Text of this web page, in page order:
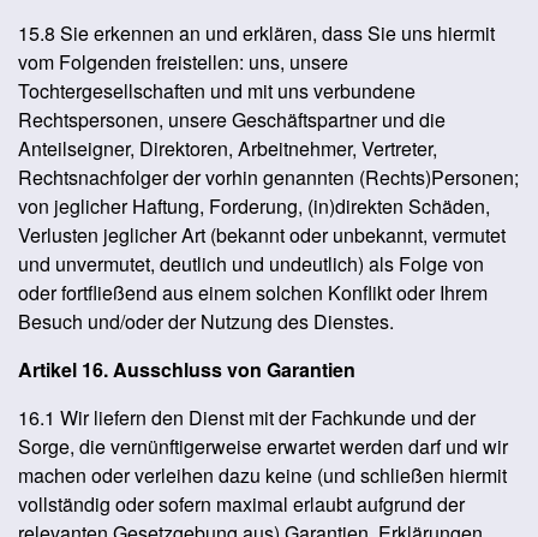
15.8 Sie erkennen an und erklären, dass Sie uns hiermit
vom Folgenden freistellen: uns, unsere
Tochtergesellschaften und mit uns verbundene
Rechtspersonen, unsere Geschäftspartner und die
Anteilseigner, Direktoren, Arbeitnehmer, Vertreter,
Rechtsnachfolger der vorhin genannten (Rechts)Personen;
von jeglicher Haftung, Forderung, (in)direkten Schäden,
Verlusten jeglicher Art (bekannt oder unbekannt, vermutet
und unvermutet, deutlich und undeutlich) als Folge von
oder fortfließend aus einem solchen Konflikt oder Ihrem
Besuch und/oder der Nutzung des Dienstes.
Artikel 16. Ausschluss von Garantien
16.1 Wir liefern den Dienst mit der Fachkunde und der
Sorge, die vernünftigerweise erwartet werden darf und wir
machen oder verleihen dazu keine (und schließen hiermit
vollständig oder sofern maximal erlaubt aufgrund der